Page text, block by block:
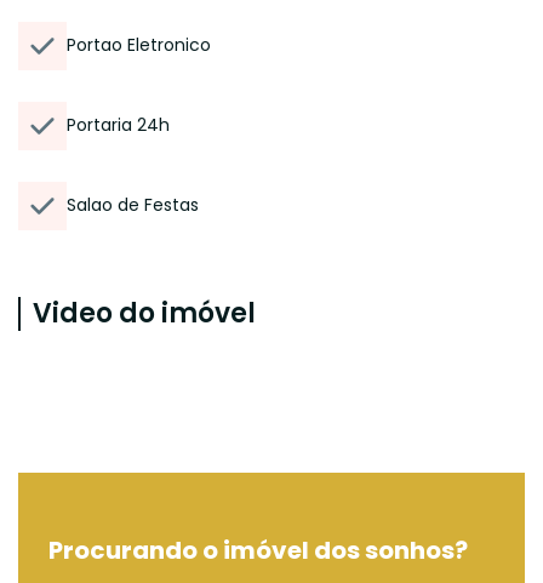
Portao Eletronico
Portaria 24h
Salao de Festas
Video do imóvel
Procurando o imóvel dos sonhos?